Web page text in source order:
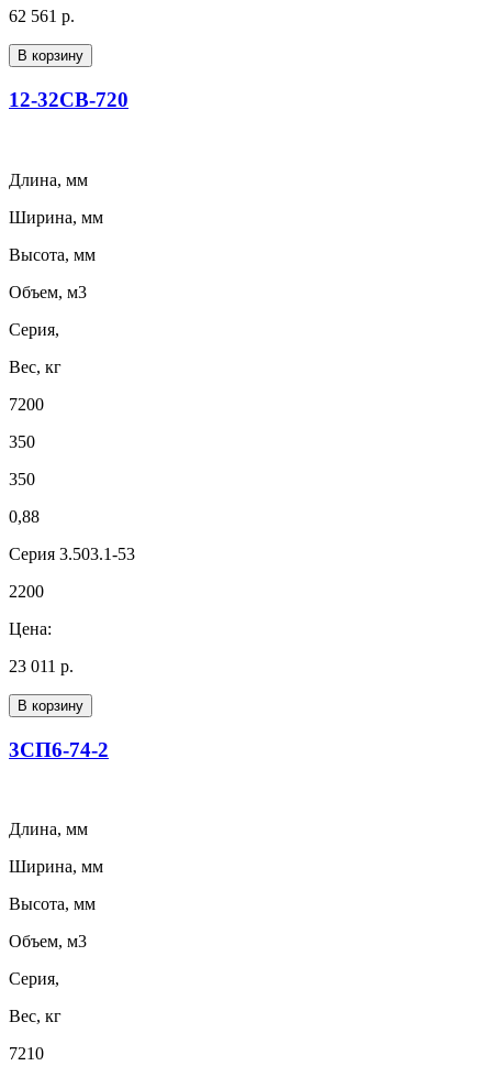
62 561 р.
В корзину
12-32СВ-720
Длина, мм
Ширина, мм
Высота, мм
Объем, м3
Серия,
Вес, кг
7200
350
350
0,88
Серия 3.503.1-53
2200
Цена:
23 011 р.
В корзину
3СП6-74-2
Длина, мм
Ширина, мм
Высота, мм
Объем, м3
Серия,
Вес, кг
7210